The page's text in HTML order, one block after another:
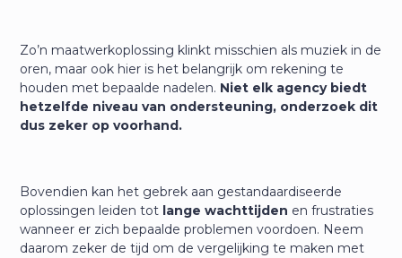
Zo’n maatwerkoplossing klinkt misschien als muziek in de
oren, maar ook hier is het belangrijk om rekening te
houden met bepaalde nadelen. Niet elk agency biedt
hetzelfde niveau van ondersteuning, onderzoek dit
dus zeker op voorhand.
Bovendien kan het gebrek aan gestandaardiseerde
oplossingen leiden tot lange wachttijden en frustraties
wanneer er zich bepaalde problemen voordoen. Neem
daarom zeker de tijd om de vergelijking te maken met